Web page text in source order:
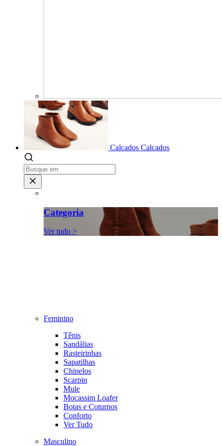
Calçados Calçados
Categoria
Ver tudo >
Feminino
Tênis
Sandálias
Rasteirinhas
Sapatilhas
Chinelos
Scarpin
Mule
Mocassim Loafer
Botas e Coturnos
Conforto
Ver Tudo
Masculino